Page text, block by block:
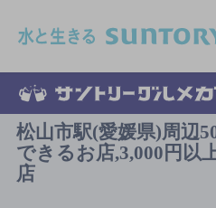
松山市駅(愛媛県)周辺
できるお店,3,000円以
店